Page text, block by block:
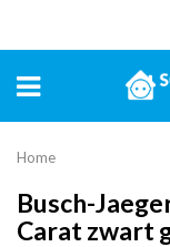
Home
Busch-
Carat zwart